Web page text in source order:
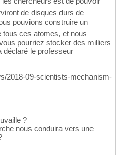
de disques durs de
pouvions construire un
tous ces atomes, et nous
pourriez stocker des milliers
déclaré le professeur
2018-09-scientists-mechanism-
?
nous conduira vers une